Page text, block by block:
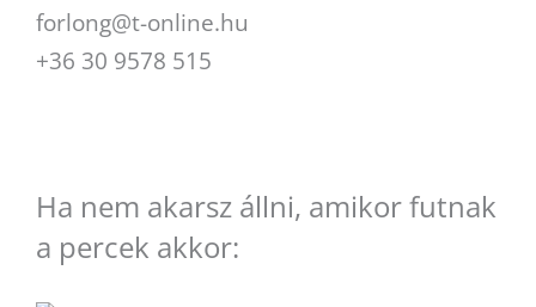
forlong@t-online.hu
+36 30 9578 515
Ha nem akarsz állni, amikor futnak
a percek akkor: